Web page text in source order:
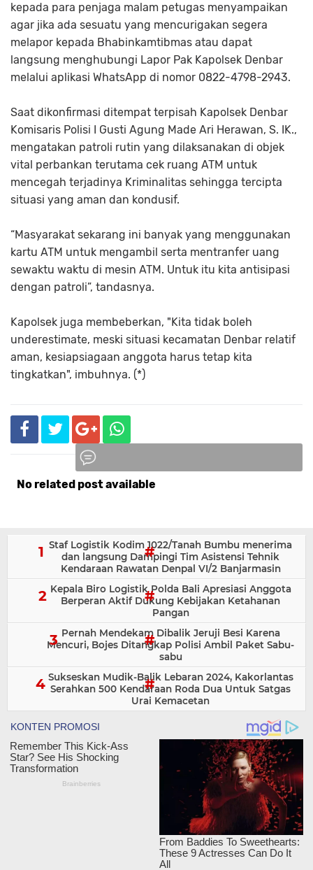
kepada para penjaga malam petugas menyampaikan
agar jika ada sesuatu yang mencurigakan segera
melapor kepada Bhabinkamtibmas atau dapat
langsung menghubungi Lapor Pak Kapolsek Denbar
melalui aplikasi WhatsApp di nomor 0822-4798-2943.
Saat dikonfirmasi ditempat terpisah Kapolsek Denbar
Komisaris Polisi I Gusti Agung Made Ari Herawan, S. IK.,
mengatakan patroli rutin yang dilaksanakan di objek
vital perbankan terutama cek ruang ATM untuk
mencegah terjadinya Kriminalitas sehingga tercipta
situasi yang aman dan kondusif.
“Masyarakat sekarang ini banyak yang menggunakan
kartu ATM untuk mengambil serta mentranfer uang
sewaktu waktu di mesin ATM. Untuk itu kita antisipasi
dengan patroli”, tandasnya.
Kapolsek juga membeberkan, "Kita tidak boleh
underestimate, meski situasi kecamatan Denbar relatif
aman, kesiapsiagaan anggota harus tetap kita
tingkatkan", imbuhnya. (*)
No related post available
Staf Logistik Kodim 1022/Tanah Bumbu menerima
dan langsung Dampingi Tim Asistensi Tehnik
Kendaraan Rawatan Denpal VI/2 Banjarmasin
Kepala Biro Logistik Polda Bali Apresiasi Anggota
Berperan Aktif Dukung Kebijakan Ketahanan
Pangan
Pernah Mendekam Dibalik Jeruji Besi Karena
Mencuri, Bojes Ditangkap Polisi Ambil Paket Sabu-
sabu
Sukseskan Mudik-Balik Lebaran 2024, Kakorlantas
Serahkan 500 Kendaraan Roda Dua Untuk Satgas
Urai Kemacetan